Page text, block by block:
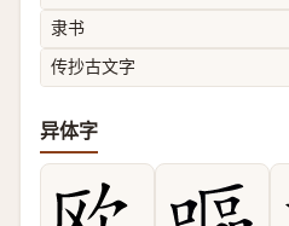
隶书
传抄古文字
异体字